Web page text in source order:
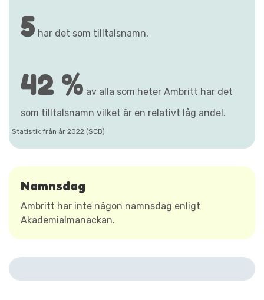
5 har det som tilltalsnamn.
42 % av alla som heter Ambritt har det
som tilltalsnamn vilket är en relativt låg andel.
Statistik från år 2022 (SCB)
Namnsdag
Ambritt har inte någon namnsdag enligt
Akademialmanackan.